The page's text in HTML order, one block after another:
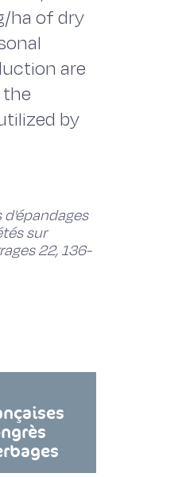
ha of dry
are
by
d'épandages
sur
22, 136-